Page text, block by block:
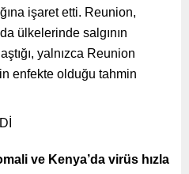
işaret etti. Reunion,
ülkelerinde salgının
yalnızca Reunion
enfekte olduğu tahmin
ve Kenya’da virüs hızla